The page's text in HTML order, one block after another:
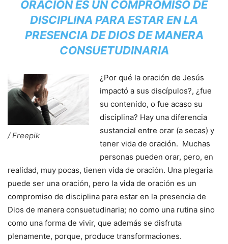
ORACIÓN ES UN COMPROMISO DE
DISCIPLINA PARA ESTAR EN LA
PRESENCIA DE DIOS DE MANERA
CONSUETUDINARIA
/ Freepik
¿Por qué la oración de Jesús
impactó a sus discípulos?, ¿fue
su contenido, o fue acaso su
disciplina? Hay una diferencia
sustancial entre orar (a secas) y
tener vida de oración. Muchas
personas pueden orar, pero, en
realidad, muy pocas, tienen vida de oración. Una plegaria
puede ser una oración, pero la vida de oración es un
compromiso de disciplina para estar en la presencia de
Dios de manera consuetudinaria; no como una rutina sino
como una forma de vivir, que además se disfruta
plenamente, porque, produce transformaciones.